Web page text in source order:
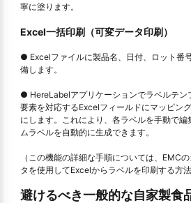
寧に塗ります。
Excel一括印刷（可変データ印刷）
● Excelファイルに製品名、日付、ロット番
備します。
● HereLabelアプリケーションでラベルテン
要素を対応するExcelフィールドにマッピン
にします。これにより、各ラベルを手動で編
ムラベルを自動的に生成できます。
（この機能の詳細な手順については、EMC
タを使用してExcelからラベルを印刷する方
避けるべき一般的な自家製食